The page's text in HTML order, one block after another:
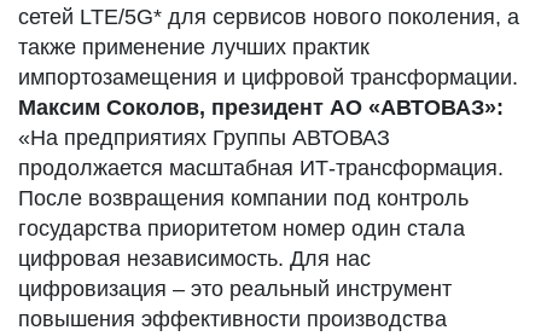
сетей LTE/5G* для сервисов нового поколения, а
также применение лучших практик
импортозамещения и цифровой трансформации.
Максим Соколов, президент АО «АВТОВАЗ»:
«На предприятиях Группы АВТОВАЗ
продолжается масштабная ИТ-трансформация.
После возвращения компании под контроль
государства приоритетом номер один стала
цифровая независимость. Для нас
цифровизация – это реальный инструмент
повышения эффективности производства